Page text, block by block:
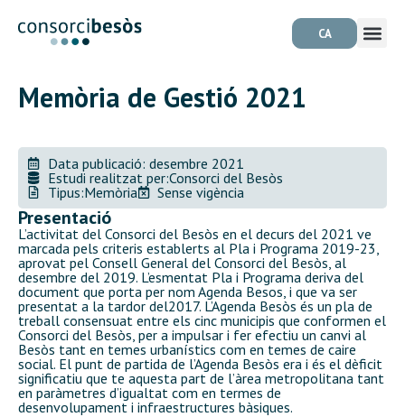
CA
Memòria de Gestió 2021
Data publicació: desembre 2021
Estudi realitzat per:Consorci del Besòs
Tipus:Memòria Sense vigència
Presentació
L’activitat del Consorci del Besòs en el decurs del 2021 ve
marcada pels criteris establerts al Pla i Programa 2019-23,
aprovat pel Consell General del Consorci del Besòs, al
desembre del 2019. L’esmentat Pla i Programa deriva del
document que porta per nom Agenda Besos, i que va ser
presentat a la tardor del2017. L’Agenda Besòs és un pla de
treball consensuat entre els cinc municipis que conformen el
Consorci del Besòs, per a impulsar i fer efectiu un canvi al
Besòs tant en temes urbanístics com en temes de caire
social. El punt de partida de l’Agenda Besòs era i és el dèficit
significatiu que te aquesta part de l’àrea metropolitana tant
en paràmetres d’igualtat com en termes de
desenvolupament i infraestructures bàsiques.